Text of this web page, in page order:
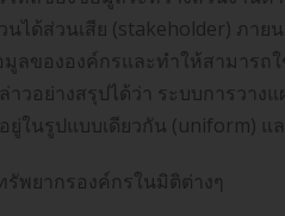
ได้ส่วนเสีย (stakeholder) ภาย
ลขององค์กรและทำให้สามารถ
วอย่างสรุปได้ว่า ระบบการวาง
ในรูปแบบเดียวกัน (uniform) แ
พยากรองค์กรในมิติต่างๆ